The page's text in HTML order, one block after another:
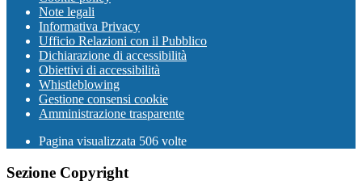
Note legali
Informativa Privacy
Ufficio Relazioni con il Pubblico
Dichiarazione di accessibilità
Obiettivi di accessibilità
Whistleblowing
Gestione consensi cookie
Amministrazione trasparente
Pagina visualizzata 506 volte
Sezione Copyright